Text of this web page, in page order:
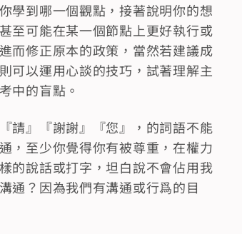
學到哪一個觀點，接著說明你的想
至可能在某一個節點上更好執行或
而修正原本的政策，當然若建議成
可以運用心談的技巧，試著理解主
中的盲點。
請』『謝謝』『您』，的詞語不能
，至少你覺得你有被尊重，在權力
的說話或打字，坦白說不會佔用我
通？因為我們有溝通或行爲的目